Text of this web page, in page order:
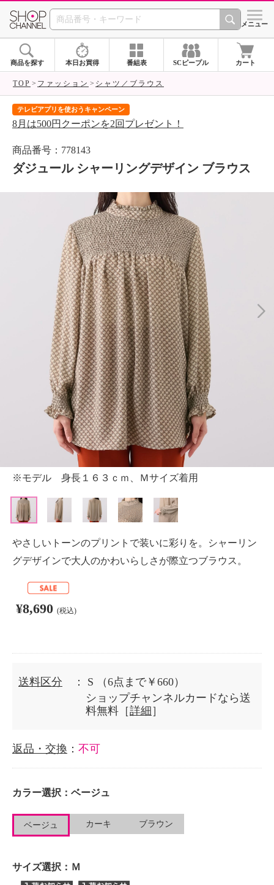
SHOP CHANNEL シメニュー
商品を探す 本日お買得 番組表 SCピープル カート
TOP ファッション シャツ／ブラウス
テレビアプリを使おうキャンペーン
8月は500円クーポンを2回プレゼント！
商品番号：778143
ダジュール シャーリングデザイン ブラウス
※モデル 身長１６３ｃｍ、Ｍサイズ着用
やさしいトーンのプリントで装いに彩りを。シャーリン
グデザインで大人のかわいらしさが際立つブラウス。
¥8,690 (税込)
送料区分 ： S
（6点まで￥660）
ショップチャンネルカードなら送
料無料［詳細 ］
返品・交換 ： 不可
カラー選択： ベージュ
ベージュ カーキ ブラウン
サイズ選択： Ｍ